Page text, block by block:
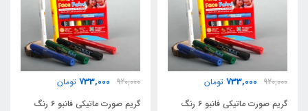
920,000
733,000 تومان
گریم صورت ماتیکی فانبو ۶ رنگ
920,000
733,000 تومان
گریم صورت ماتیکی فانبو ۶ رنگ